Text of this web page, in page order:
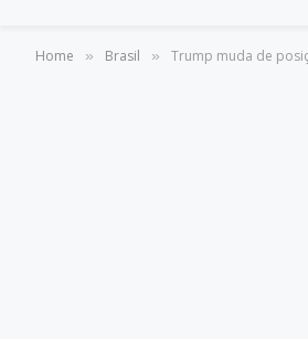
Home » Brasil » Trump muda de